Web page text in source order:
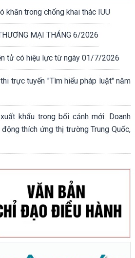
khăn trong chống khai thác IUU
MẠI THÁNG 6/2026
tử có hiệu lực từ ngày 01/7/2026
trực tuyến "Tìm hiểu pháp luật" năm
khẩu trong bối cảnh mới: Doanh